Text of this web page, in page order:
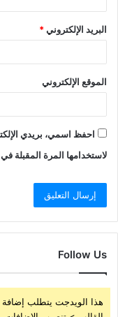
البريد الإلكتروني*
الموقع الإلكتروني
احفظ اسمي، بريدي
لاستخدامها المرة المقبلة
Follow Us
هذا الويدجت يتطلب إضافة